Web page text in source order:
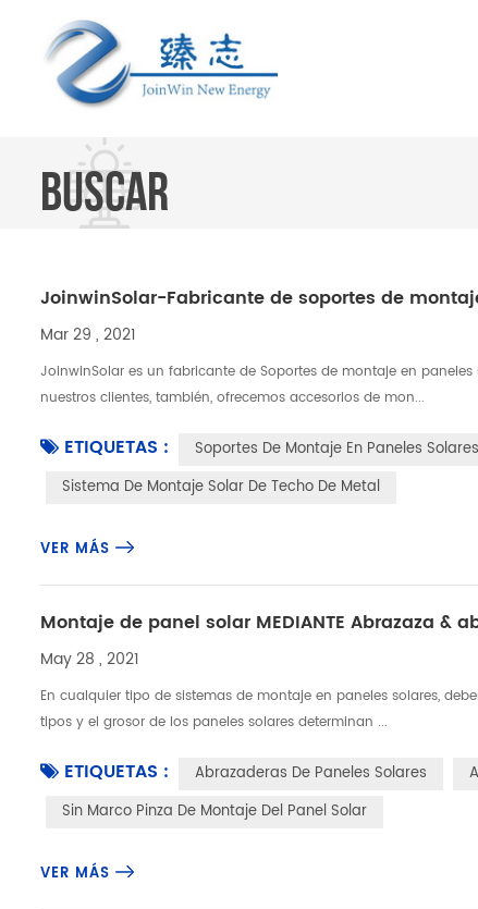
BUSCAR
JoinwinSolar-Fabricante de soportes de
Mar 29 , 2021
JoinwinSolar es un fabricante de Soportes de montaje en
nuestros clientes, también, ofrecemos accesorios de mon...
ETIQUETAS : Soportes De Montaje En Paneles Solares
Sistema De Montaje Solar De Techo De Metal
VER MÁS
Montaje de panel solar MEDIANTE Abrazaza &
May 28 , 2021
En cualquier tipo de sistemas de montaje en paneles solares,
tipos y el grosor de los paneles solares determinan ...
ETIQUETAS : Abrazaderas De Paneles Solares
Sin Marco Pinza De Montaje Del Panel Solar
VER MÁS